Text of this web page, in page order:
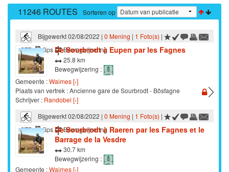
Sorteren op
11246 ROUTES
Bijgewerkt 02/08/2022 | 0 Mening | 1 Foto(s) |
STB
Gps Bewegwijzering
De Sourbrodt à Eupen par les Fagnes
25.8 km
Bewegwijzering :
Gemeente :Waimes [›]
Plaats van vertrek : Ancienne gare de Sourbrodt - Bôsfagne
Schrijver : Randobel [›]
Bijgewerkt 02/08/2022 | 0 Mening | 1 Foto(s) |
STB
Gps Bewegwijzering
De Sourbrodt à Raeren par les Fagnes et le
Barrage de la Vesdre
30.7 km
Bewegwijzering :
Gemeente :Waimes [›]